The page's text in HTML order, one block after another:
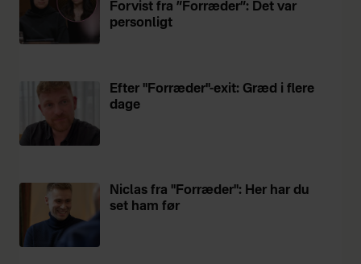
Forvist fra ”Forræder”: Det var
personligt
Efter "Forræder"-exit: Græd i flere
dage
Niclas fra "Forræder": Her har du
set ham før